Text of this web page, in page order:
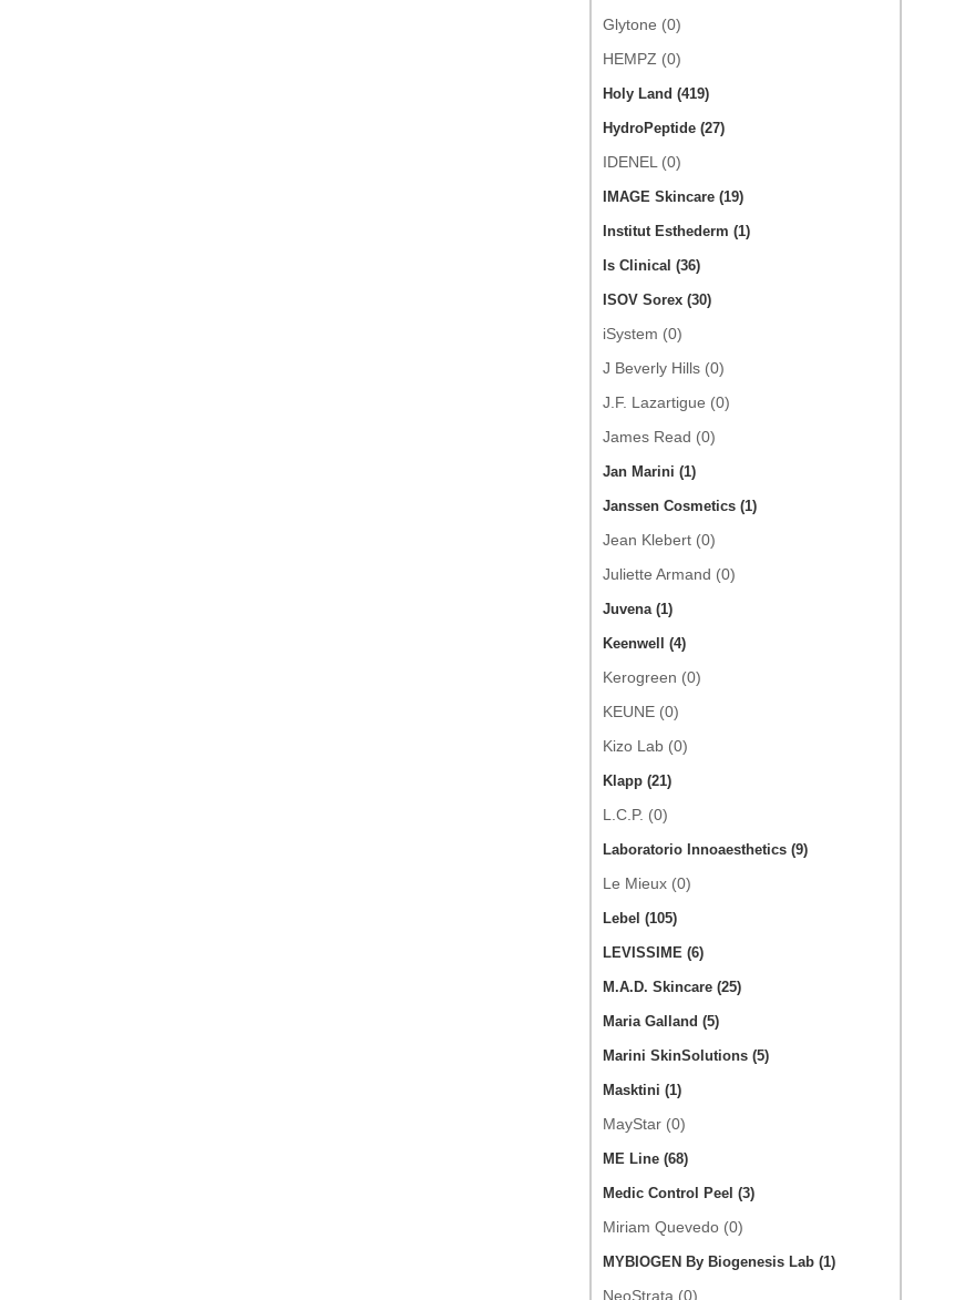
Glytone (0)
HEMPZ (0)
Holy Land (419)
HydroPeptide (27)
IDENEL (0)
IMAGE Skincare (19)
Institut Esthederm (1)
Is Clinical (36)
ISOV Sorex (30)
iSystem (0)
J Beverly Hills (0)
J.F. Lazartigue (0)
James Read (0)
Jan Marini (1)
Janssen Cosmetics (1)
Jean Klebert (0)
Juliette Armand (0)
Juvena (1)
Keenwell (4)
Kerogreen (0)
KEUNE (0)
Kizo Lab (0)
Klapp (21)
L.C.P. (0)
Laboratorio Innoaesthetics (9)
Le Mieux (0)
Lebel (105)
LEVISSIME (6)
M.A.D. Skincare (25)
Maria Galland (5)
Marini SkinSolutions (5)
Masktini (1)
MayStar (0)
ME Line (68)
Medic Control Peel (3)
Miriam Quevedo (0)
MYBIOGEN By Biogenesis Lab (1)
NeoStrata (0)